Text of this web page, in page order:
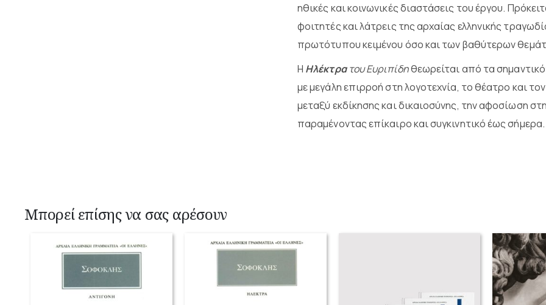
ηθικές και κοινωνικές διαστάσεις του έργου.
φοιτητές και λάτρεις της αρχαίας ελληνικής
πρωτότυπου κειμένου όσο και των βαθύτερων
Η Ηλέκτρατου Ευριπίδηθεωρείται από τα
με μεγάλη επιρροή στη λογοτεχνία, το θέατρο και
μεταξύ εκδίκησης και δικαιοσύνης, την αφοσίωση
παραμένοντας επίκαιρο και συγκινητικό έως σήμερα.
Μπορεί επίσης να σας αρέσουν